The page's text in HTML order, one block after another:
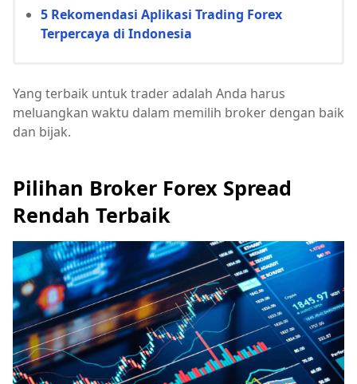
5 Rekomendasi Aplikasi Trading Forex
Terpercaya di Indonesia
Yang terbaik untuk trader adalah Anda harus
meluangkan waktu dalam memilih broker dengan baik
dan bijak.
Pilihan Broker Forex Spread
Rendah Terbaik